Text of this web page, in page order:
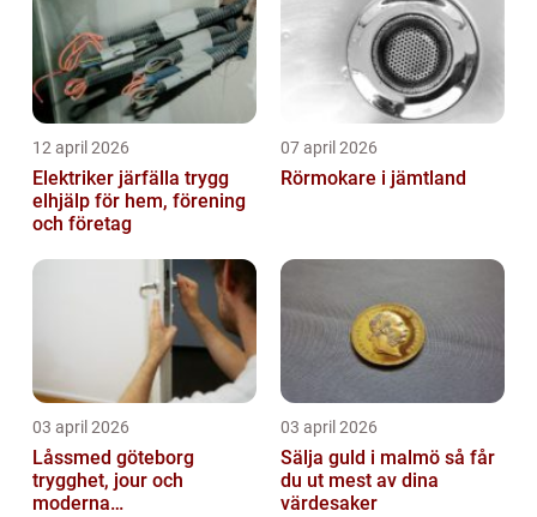
12 april 2026
Elektriker järfälla trygg
elhjälp för hem, förening
och företag
07 april 2026
Rörmokare i jämtland
03 april 2026
Låssmed göteborg
trygghet, jour och
moderna
03 april 2026
Sälja guld i malmö så får
du ut mest av dina
värdesaker